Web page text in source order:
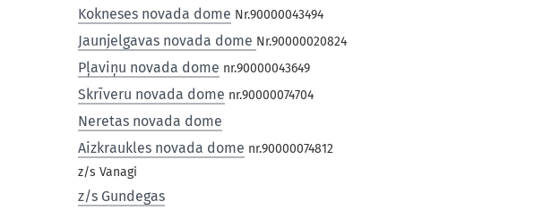
Kokneses novada dome Nr.90000043494
Jaunjelgavas novada dome Nr.90000020824
Pļaviņu novada dome nr.90000043649
Skrīveru novada dome nr.90000074704
Neretas novada dome
Aizkraukles novada dome nr.90000074812
z/s Vanagi
z/s Gundegas